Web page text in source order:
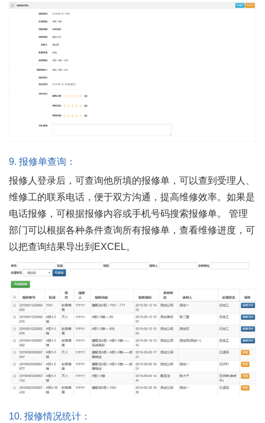
9. 报修单查询：
报修人登录后，可查询他所填的报修单，可以查到受理人、
维修工的联系电话，便于双方沟通，提高维修效率。如果是
电话报修，可根据报修内容或手机号码搜索报修单。 管理
部门可以根据各种条件查询所有报修单，查看维修进度，可
以把查询结果导出到EXCEL。
10. 报修情况统计：